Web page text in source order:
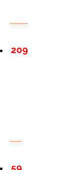
209
59